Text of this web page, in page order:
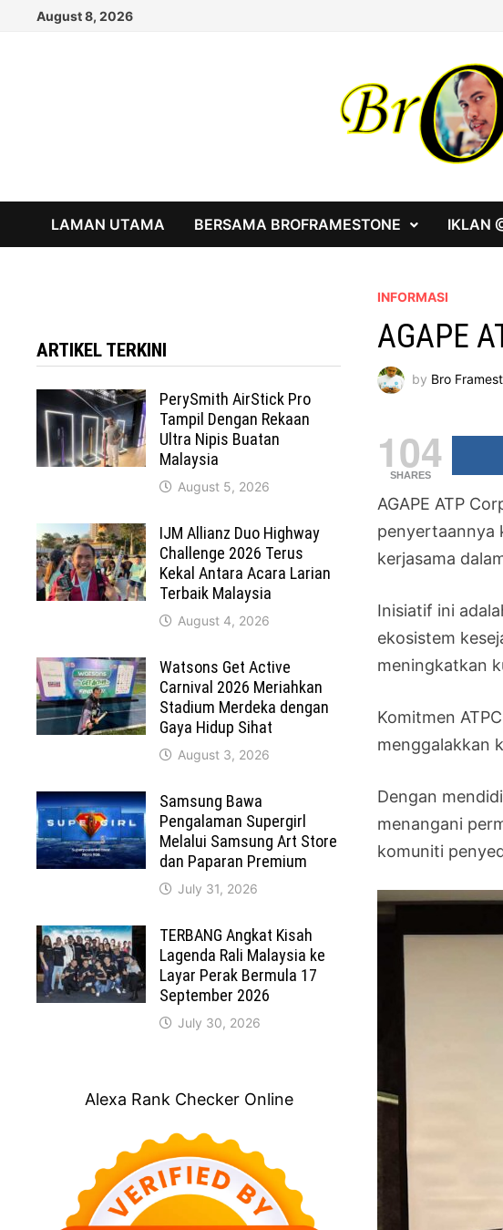
August 8, 2026
LAMAN UTAMA BERSAMA BROFRAMESTONE IKLAN
INFORMASI
AGAPE
by Bro
104
SHARES
AGAPE ATP
penyertaannya
kerjasama
Inisiatif ini
ekosistem
meningkatkan
Komitmen
menggalakkan
Dengan
menangani
komuniti
ARTIKEL TERKINI
PerySmith AirStick Pro
Tampil Dengan Rekaan
Ultra Nipis Buatan
Malaysia
August 5, 2026
IJM Allianz Duo Highway
Challenge 2026 Terus
Kekal Antara Acara Larian
Terbaik Malaysia
August 4, 2026
Watsons Get Active
Carnival 2026 Meriahkan
Stadium Merdeka dengan
Gaya Hidup Sihat
August 3, 2026
Samsung Bawa
Pengalaman Supergirl
Melalui Samsung Art Store
dan Paparan Premium
July 31, 2026
TERBANG Angkat Kisah
Lagenda Rali Malaysia ke
Layar Perak Bermula 17
September 2026
July 30, 2026
Alexa Rank Checker Online